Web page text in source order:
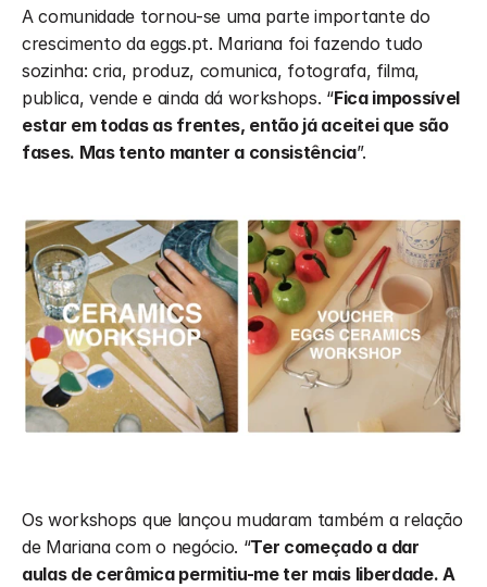
A comunidade tornou-se uma parte importante do
crescimento da eggs.pt. Mariana foi fazendo tudo
sozinha: cria, produz, comunica, fotografa, filma,
publica, vende e ainda dá workshops. “Fica impossível
estar em todas as frentes, então já aceitei que são
fases. Mas tento manter a consistência”.
Os workshops que lançou mudaram também a relação
de Mariana com o negócio. “Ter começado a dar
aulas de cerâmica permitiu-me ter mais liberdade. A